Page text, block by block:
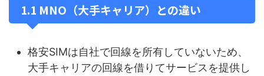
1.1 MNO（大手キャリア）との違い
格安SIMは自社で回線を所有していないため、
大手キャリアの回線を借りてサービスを提供し